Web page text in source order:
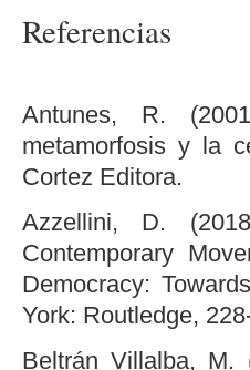
Referencias
Antunes, R.
metamorfosis y la
Cortez Editora.
Azzellini, D.
Contemporary
Democracy:
York: Routledge,
Beltrán Villalba, M.